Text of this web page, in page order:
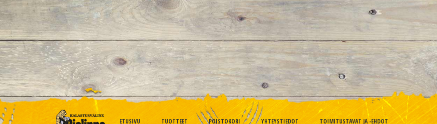
ETUSIVU TUOTTEET POISTOKORI YHTEYSTIEDOT TOIMITUSTAVAT JA -EHDOT